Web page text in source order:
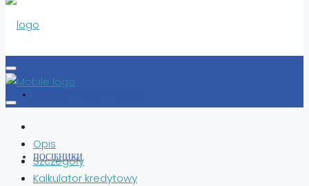
ПОСІБНИКИ
Opis
Szczegóły
Kalkulator kredytowy